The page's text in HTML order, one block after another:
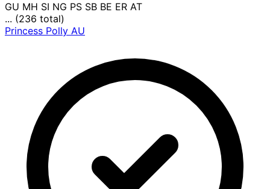
GU MH SI NG PS SB BE ER AT
... (236 total)
Princess Polly AU